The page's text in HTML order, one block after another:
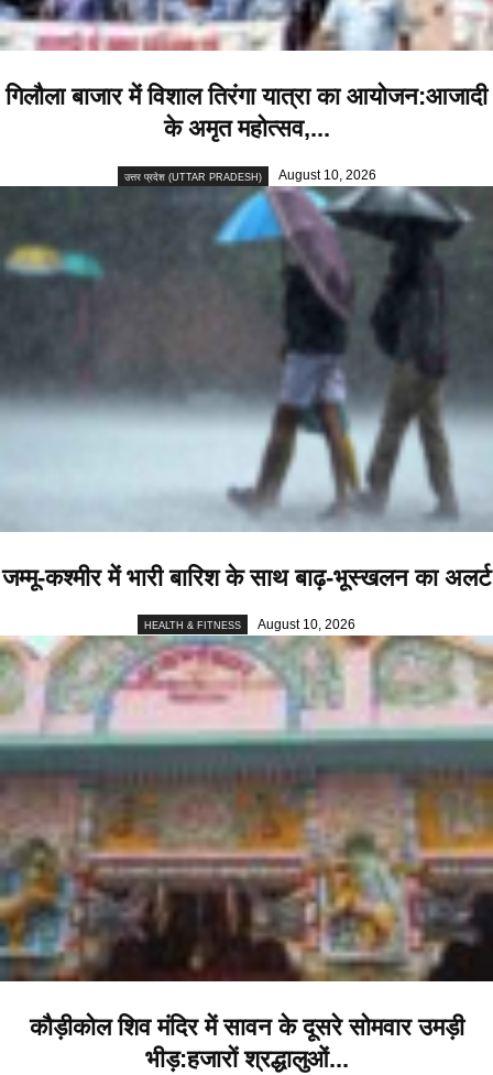
गिलौला बाजार में विशाल तिरंगा यात्रा का आयोजन:आजादी
के अमृत महोत्सव,...
उत्तर प्रदेश (UTTAR PRADESH) August 10, 2026
जम्मू-कश्मीर में भारी बारिश के साथ बाढ़-भूस्खलन का अलर्ट
HEALTH & FITNESS August 10, 2026
कौड़ीकोल शिव मंदिर में सावन के दूसरे सोमवार उमड़ी
भीड़:हजारों श्रद्धालुओं...